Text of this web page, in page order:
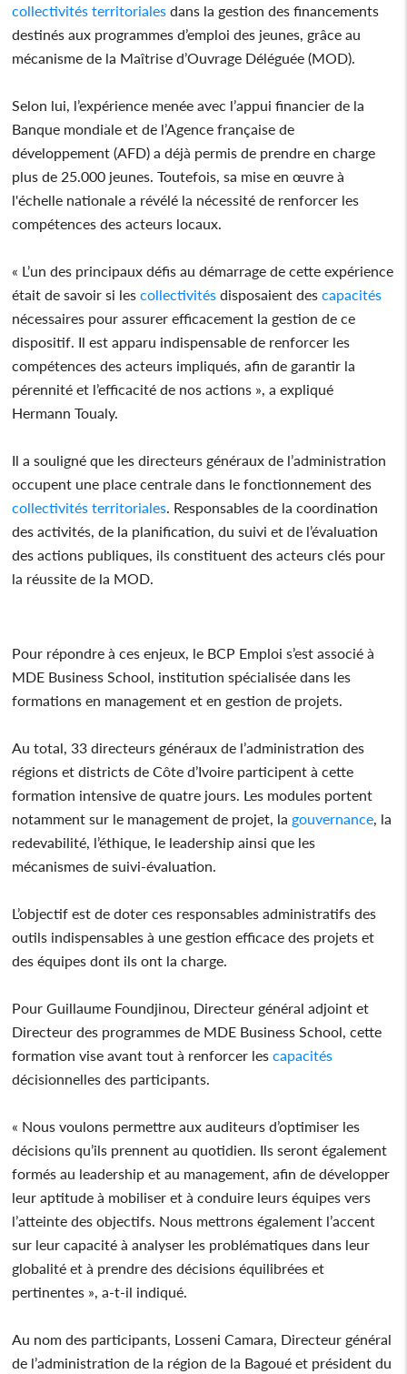
collectivités territoriales dans la gestion des financements
destinés aux programmes d’emploi des jeunes, grâce au
mécanisme de la Maîtrise d’Ouvrage Déléguée (MOD).
Selon lui, l’expérience menée avec l’appui financier de la
Banque mondiale et de l’Agence française de
développement (AFD) a déjà permis de prendre en charge
plus de 25.000 jeunes. Toutefois, sa mise en œuvre à
l'échelle nationale a révélé la nécessité de renforcer les
compétences des acteurs locaux.
« L’un des principaux défis au démarrage de cette expérience
était de savoir si les collectivités disposaient des capacités
nécessaires pour assurer efficacement la gestion de ce
dispositif. Il est apparu indispensable de renforcer les
compétences des acteurs impliqués, afin de garantir la
pérennité et l’efficacité de nos actions », a expliqué
Hermann Toualy.
Il a souligné que les directeurs généraux de l’administration
occupent une place centrale dans le fonctionnement des
collectivités territoriales . Responsables de la coordination
des activités, de la planification, du suivi et de l’évaluation
des actions publiques, ils constituent des acteurs clés pour
la réussite de la MOD.
Pour répondre à ces enjeux, le BCP Emploi s’est associé à
MDE Business School, institution spécialisée dans les
formations en management et en gestion de projets.
Au total, 33 directeurs généraux de l’administration des
régions et districts de Côte d’Ivoire participent à cette
formation intensive de quatre jours. Les modules portent
notamment sur le management de projet, la gouvernance , la
redevabilité, l’éthique, le leadership ainsi que les
mécanismes de suivi-évaluation.
L’objectif est de doter ces responsables administratifs des
outils indispensables à une gestion efficace des projets et
des équipes dont ils ont la charge.
Pour Guillaume Foundjinou, Directeur général adjoint et
Directeur des programmes de MDE Business School, cette
formation vise avant tout à renforcer les capacités
décisionnelles des participants.
« Nous voulons permettre aux auditeurs d’optimiser les
décisions qu’ils prennent au quotidien. Ils seront également
formés au leadership et au management, afin de développer
leur aptitude à mobiliser et à conduire leurs équipes vers
l’atteinte des objectifs. Nous mettrons également l’accent
sur leur capacité à analyser les problématiques dans leur
globalité et à prendre des décisions équilibrées et
pertinentes », a-t-il indiqué.
Au nom des participants, Losseni Camara, Directeur général
de l’administration de la région de la Bagoué et président du